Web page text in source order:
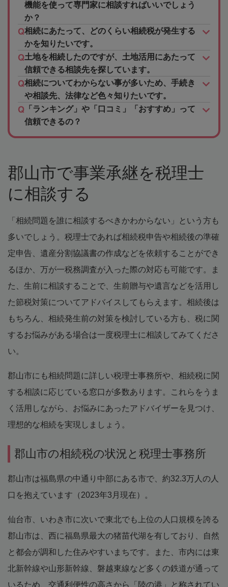
機能を使って専門家に相談すればいいでしょう
か？
相続にあたって、どのくらい相続税が発生する
かを知りたいです。
土地を相続したのですが、土地活用にあたって
信頼できる相談先を探しています。
相続についてわからない事が多いため、手続き
や相談先、法律など色々知りたいです。
「ランキング」や「口コミ」「おすすめ」って
信頼できるの？
郡山市で事業承継を税理士
に相談する
「相続問題を誰に相談するべきかわからない」という方も
多いでしょう。税理士であれば相続税申告や相続後の準確
定申告、遺産分割協議書の作成などを依頼することができ
るほか、万が一税務調査が入った際の対応も可能です。ま
た、生前に相談することで、生前贈与や遺言などを活用し
た節税対策についてアドバイスしてもらえます。相続後は
もちろん、相続発生前の対策を検討している方も、税に関
するお悩みがある場合は一度税理士に相談してみてくださ
い。
郡山市にも相続問題に詳しい税理士事務所や、相続税に関
する相談に応じている窓口が多数あります。これらをうま
く活用しながら、お悩みにあったアドバイザーを見つけ、
理想的な相続を実現しましょう。
郡山市の相続税の状況と税理士事務所
郡山市は福島県の中通り中部にある市で、約32.3万人の人
口を抱えています（2023年3月現在）。
仙台市、いわき市に次いで東北でも上位の人口規模を誇る
郡山市は、西に福島県最大の猪苗代湖を有しており、自然
と都会が調和した住みやすいまちです。また、市内には東
北新幹線や山形新幹線、磐越東線など多くの鉄道が通って
いるため、交通利便性の高さから「陸の港」と称されてい